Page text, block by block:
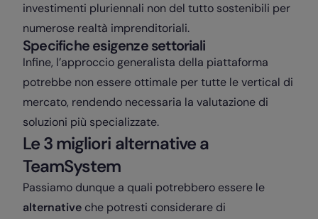
investimenti pluriennali non del tutto sostenibili per
numerose realtà imprenditoriali.
Specifiche esigenze settoriali
Infine, l’approccio generalista della piattaforma
potrebbe non essere ottimale per tutte le vertical di
mercato, rendendo necessaria la valutazione di
soluzioni più specializzate.
Le 3 migliori alternative a
TeamSystem
Passiamo dunque a quali potrebbero essere le
alternative che potresti considerare di